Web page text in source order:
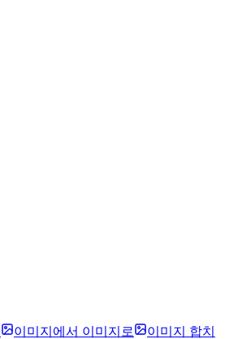
이미지에서 이미지로
이미지 합치